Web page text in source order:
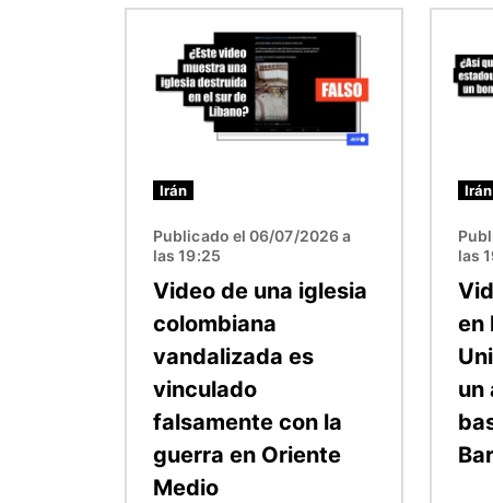
Irán
Publicado el 06/07/2026 a
las 19:25
Video de una iglesia
colombiana
vandalizada es
vinculado
falsamente con la
guerra en Oriente
Medio
Irán
las
en
un